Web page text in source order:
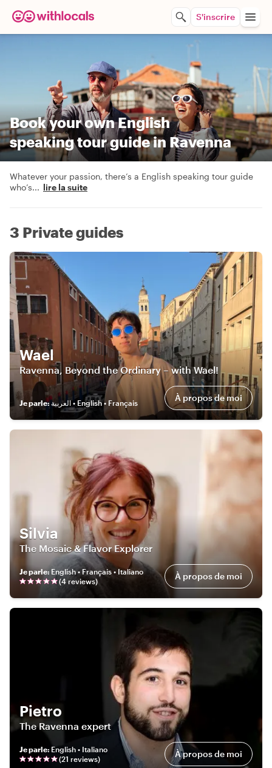
S'inscrire
Book your own English
speaking tour guide in Ravenna
Whatever your passion, there’s a English speaking tour guide
who’s... lire la suite
3 Private guides
Wael
Ravenna, Beyond the Ordinary – with Wael!
Je parle: العربية • English • Français À propos de moi
Silvia
The Mosaic & Flavor Explorer
Je parle: English • Français • Italiano
(4reviews) À propos de moi
Pietro
The Ravenna expert
Je parle: English • Italiano
(21 reviews) À propos de moi